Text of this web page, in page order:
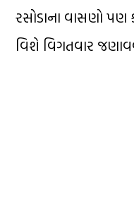
રસોડાના વાસણો
વિશે વિગતવાર